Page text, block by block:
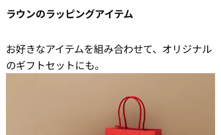
ラウンのラッピングアイテム
お好きなアイテムを組み合わせて、オリジナル
のギフトセットにも。